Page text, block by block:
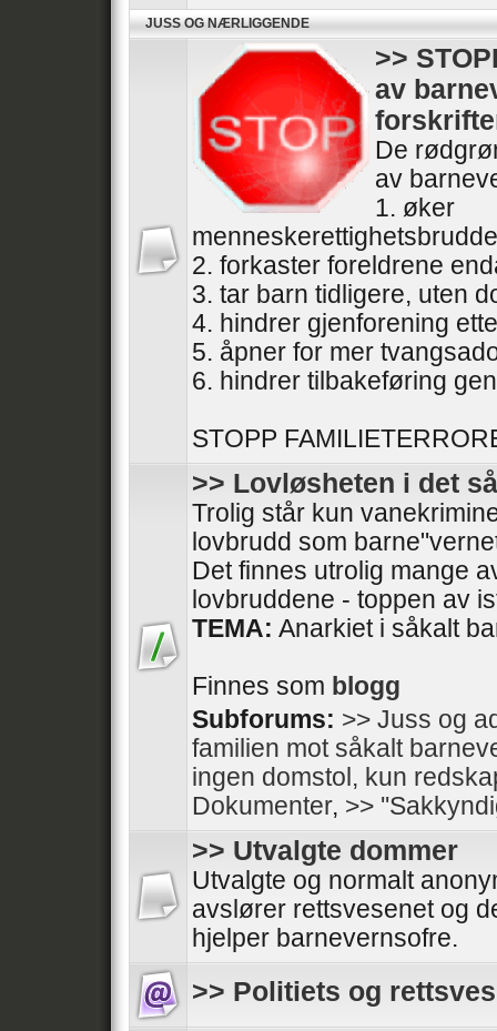
JUSS OG NÆRLIGGENDE
>>
av
De
av
1. øker
2. forkaster foreldrene
3. tar barn tidligere, uten
4. hindrer gjenforening
5. åpner for mer
6. hindrer tilbakeføring
STOPP
>> Lovløsheten i det
Trolig står kun
lovbrudd som
Det finnes utrolig mange
lovbruddene - toppen av
TEMA: Anarkiet i såkalt
Finnes som blogg
Subforums: >> Juss og
familien mot såkalt
ingen domstol, kun
Dokumenter, >>
>> Utvalgte dommer
Utvalgte og normalt
avslører rettsvesenet og
hjelper barnevernsofre.
>> Politiets og